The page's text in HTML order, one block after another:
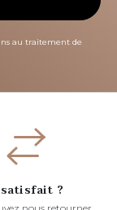
au traitement de
?